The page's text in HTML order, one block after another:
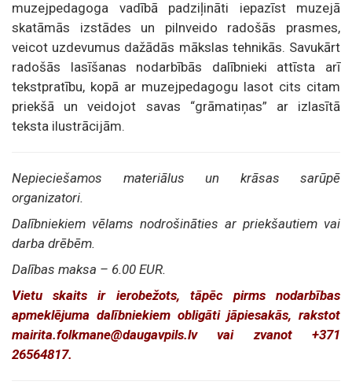
muzejpedagoga vadībā padziļināti iepazīst muzejā
skatāmās izstādes un pilnveido radošās prasmes,
veicot uzdevumus dažādās mākslas tehnikās. Savukārt
radošās lasīšanas nodarbībās dalībnieki attīsta arī
tekstpratību, kopā ar muzejpedagogu lasot cits citam
priekšā un veidojot savas “grāmatiņas” ar izlasītā
teksta ilustrācijām.
Nepieciešamos materiālus un krāsas sarūpē
organizatori.
Dalībniekiem vēlams nodrošināties ar priekšautiem vai
darba drēbēm.
Dalības maksa – 6.00 EUR.
Vietu skaits ir ierobežots, tāpēc pirms nodarbības
apmeklējuma dalībniekiem obligāti jāpiesakās, rakstot
mairita.folkmane@daugavpils.lv vai zvanot +371
26564817.